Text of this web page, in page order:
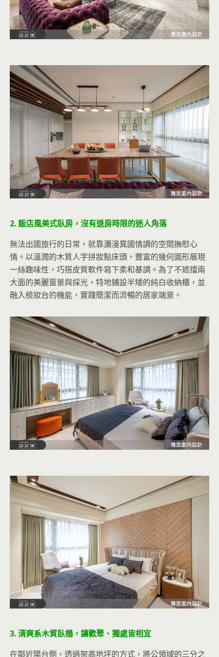
2. 飯店風美式臥房，沒有退房時限的迷人角落
無法出國旅行的日常，就靠瀰漫異國情調的空間撫慰心
情。以溫潤的木質人字拼妝點床頭，豐富的幾何圖形展現
一絲趣味性，巧搭皮質軟件寫下柔和基調。為了不遮擋兩
大面的美麗窗景與採光，特地鋪設半矮的純白收納櫃，並
融入梳妝台的機能，實踐簡潔而流暢的居家端景。
3. 清爽系木質臥榻，讓歡聚、獨處皆相宜
在鄰近陽台側，透過架高地坪的方式，將公領域的三分之